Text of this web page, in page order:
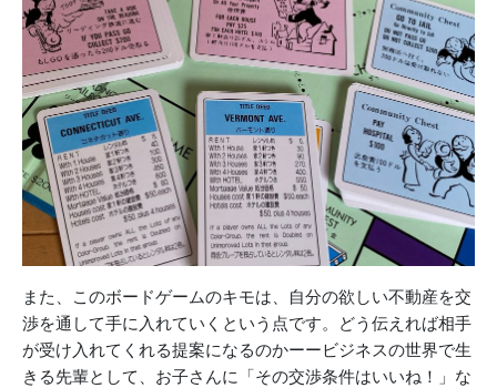
また、このボードゲームのキモは、自分の欲しい不動産を交
渉を通して手に入れていくという点です。どう伝えれば相手
が受け入れてくれる提案になるのかーービジネスの世界で生
きる先輩として、お子さんに「その交渉条件はいいね！」な